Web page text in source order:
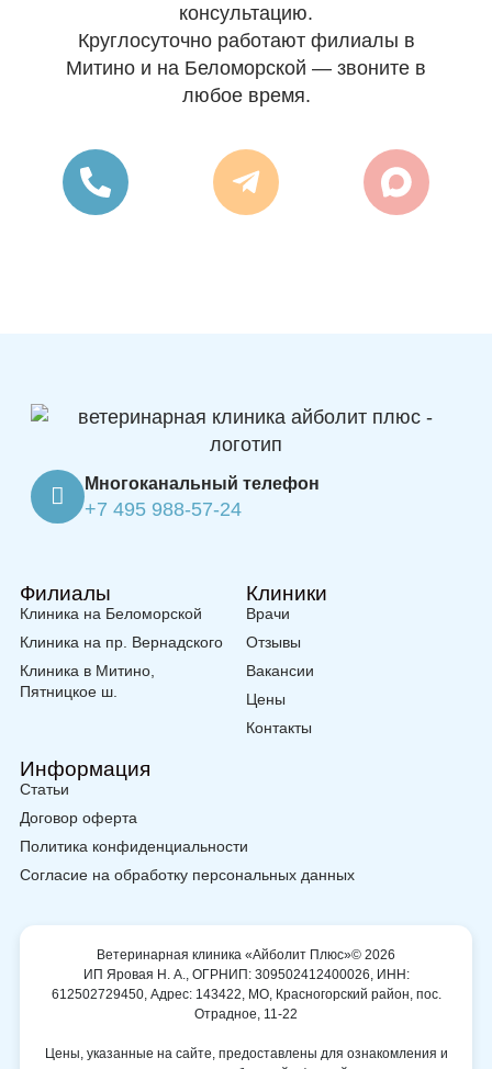
консультацию.
Круглосуточно работают филиалы в
Митино и на Беломорской — звоните в
любое время.
Многоканальный телефон
+7 495 988-57-24
Филиалы
Клиника на Беломорской
Клиника на пр. Вернадского
Клиника в Митино,
Пятницкое ш.
Клиники
Врачи
Отзывы
Вакансии
Цены
Контакты
Информация
Статьи
Договор оферта
Политика конфиденциальности
Согласие на обработку персональных данных
Ветеринарная клиника «Айболит Плюс»© 2026
ИП Яровая Н. А., ОГРНИП: 309502412400026, ИНН:
612502729450, Адрес: 143422, МО, Красногорский район, пос.
Отрадное, 11-22
Цены, указанные на сайте, предоставлены для ознакомления и